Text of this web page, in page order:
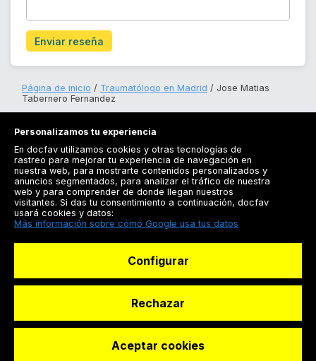
Enviar reseña
Página de inicio Traumatólogo en Madrid
Jose Matias
Tabernero Fernandez
Registrarse
Docfav
© Dashboard Technologies S.L
Personalizamos tu experiencia
En docfav utilizamos cookies y otras tecnologías de
rastreo para mejorar tu experiencia de navegación en
nuestra web, para mostrarte contenidos personalizados y
anuncios segmentados, para analizar el tráfico de nuestra
web y para comprender de donde llegan nuestros
visitantes. Si das tu consentimiento a continuación, docfav
usará cookies y datos:
Más información sobre cómo Google usa tus datos
Configurar
Rechazar
Aceptar cookies